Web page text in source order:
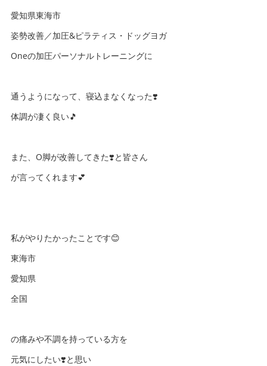
愛知県東海市
姿勢改善／加圧&ピラティス・ドッグヨガ
Oneの加圧パーソナルトレーニングに
通うようになって、寝込まなくなった❣️
体調が凄く良い🎵
また、O脚が改善してきた❣️と皆さん
が言ってくれます💕
私がやりたかったことです😊
東海市
愛知県
全国
の痛みや不調を持っている方を
元気にしたい❣️と思い